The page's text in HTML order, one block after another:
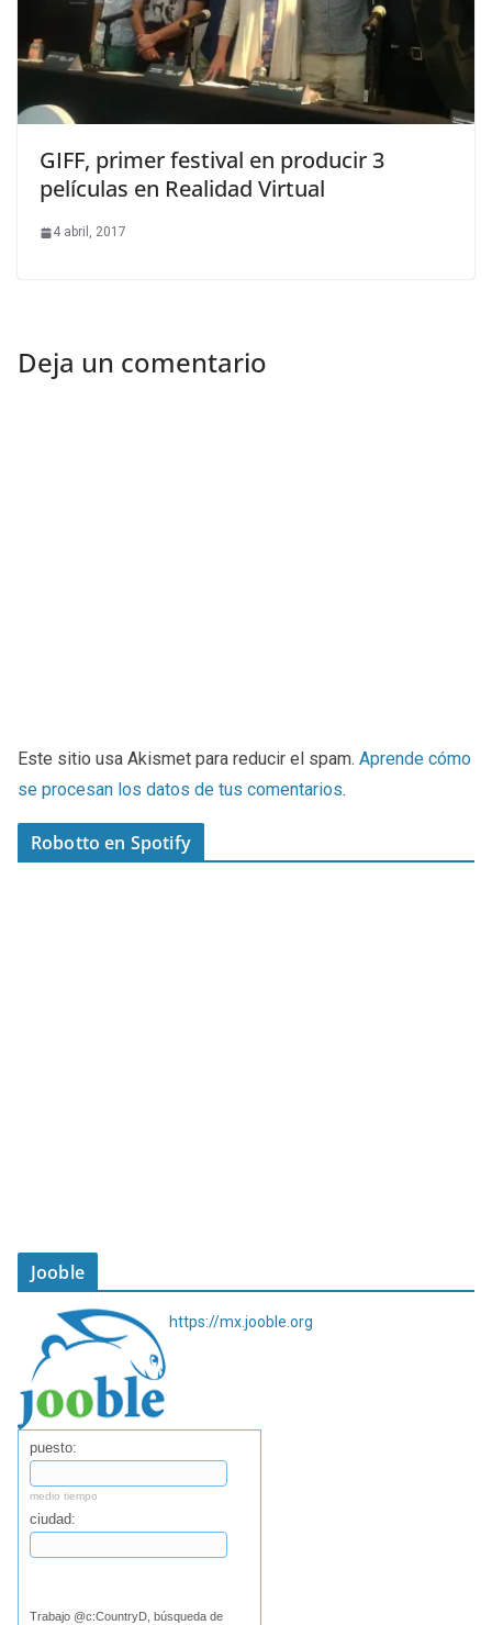
GIFF, primer festival en producir 3
películas en Realidad Virtual
4 abril, 2017
Deja un comentario
Este sitio usa Akismet para reducir el spam. Aprende cómo
se procesan los datos de tus comentarios.
Robotto en Spotify
Jooble
https://mx.jooble.org
puesto:
medio tiempo
ciudad:
Trabajo @c:CountryD, búsqueda de